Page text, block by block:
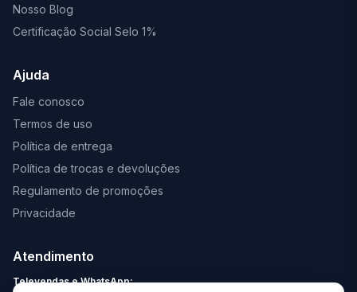
Nosso Blog
Certificação Social Selo 1%
Ajuda
Fale conosco
Termos de uso
Política de entrega
Política de trocas e devoluções
Regulamento de promoções
Privacidade
Atendimento
Televendas e WhatsApp: